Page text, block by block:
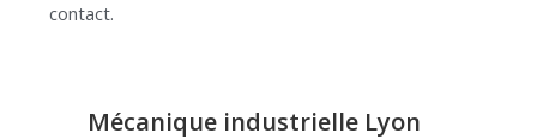
contact.
Mécanique industrielle Lyon